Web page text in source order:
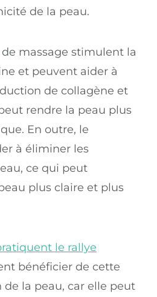
de la peau.
massage stimulent la
et peuvent aider à
de collagène et
rendre la peau plus
En outre, le
à éliminer les
ce qui peut
plus claire et plus
le rallye
bénéficier de cette
la peau, car elle peut